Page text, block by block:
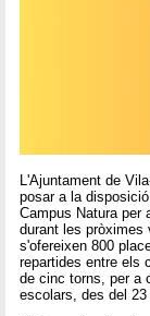
L'Ajuntament de
posar a la
Campus Natura per
durant les
s'ofereixen 800
repartides entre els
de cinc torns, per a
escolars, des del